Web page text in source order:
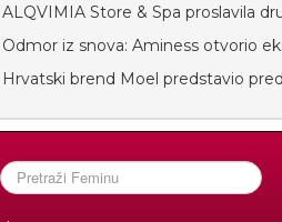
ALQVIMIA Store & Spa proslavila
Odmor iz snova: Aminess otvorio
Hrvatski brend Moel predstavio